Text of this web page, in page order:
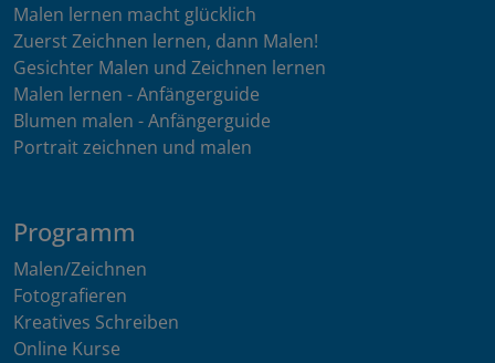
Malen lernen macht glücklich
Zuerst Zeichnen lernen, dann Malen!
Gesichter Malen und Zeichnen lernen
Malen lernen - Anfängerguide
Blumen malen - Anfängerguide
Portrait zeichnen und malen
Programm
Malen/Zeichnen
Fotografieren
Kreatives Schreiben
Online Kurse